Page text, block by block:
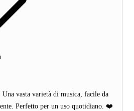
vasta varietà di musica, facile da
Perfetto per un uso quotidiano. ❤️